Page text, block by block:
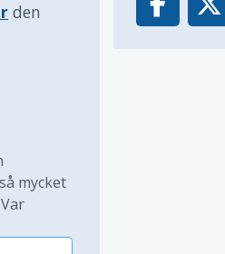
den
mycket